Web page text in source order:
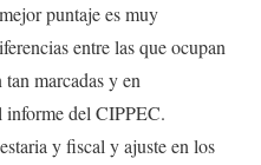
puntaje es muy
entre las que ocupan
marcadas y en
informe del CIPPEC.
y fiscal y ajuste en los